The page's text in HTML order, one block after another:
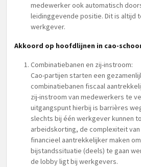
medewerker ook automatisch
leidinggevende positie. Dit is altijd
werkgever.
Akkoord op hoofdlijnen in cao-
Combinatiebanen en zij-instroom:
Cao-partijen starten een
combinatiebanen fiscaal
zij-instroom van medewerkers te
uitgangspunt hierbij is barrières
slechts bij één werkgever kunnen
arbeidskorting, de complexiteit van
financieel aantrekkelijker maken
bijstandssituatie (deels) te gaan
de lobby ligt bij werkgevers.